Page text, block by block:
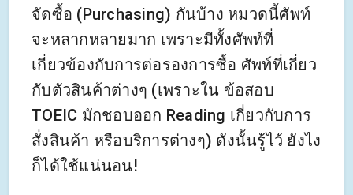
จัดซื้อ (Purchasing) กันบ้าง หมวดนี้ศัพท์
จะหลากหลายมาก เพราะมีทั้งศัพท์ที่
เกี่ยวข้องกับการต่อรองการซื้อ ศัพท์ที่เกี่ยว
กับตัวสินค้าต่างๆ (เพราะใน ข้อสอบ
TOEIC มักชอบออก Reading เกี่ยวกับการ
สั่งสินค้า หรือบริการต่างๆ) ดังนั้นรู้ไว้ ยังไง
ก็ได้ใช้แน่นอน!